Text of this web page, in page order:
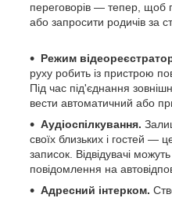
переговорів — тепер, щоб
або запросити родичів за
Режим
руху робить із пристрою
Під час під'єднання
вести автоматичний або
Аудіоспілкування.
своїх близьких і гостей —
записок. Відвідувачі
повідомлення на
Адресний інтерком.